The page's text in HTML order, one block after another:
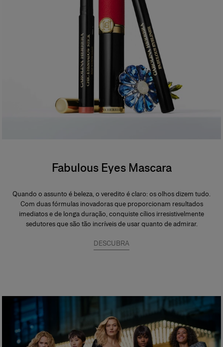
Fabulous Eyes Mascara
Quando o assunto é beleza, o veredito é claro: os olhos dizem tudo.
Com duas fórmulas inovadoras que proporcionam resultados
imediatos e de longa duração, conquiste cílios irresistivelmente
sedutores que são tão incríveis de usar quanto de admirar.
DESCUBRA